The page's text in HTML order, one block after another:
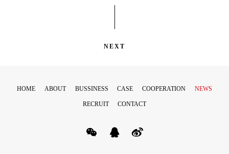
NEXT
HOME ABOUT BUSSINESS CASE COOPERATION NEWS
RECRUIT CONTACT